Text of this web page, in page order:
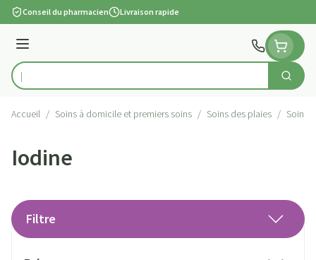
Aller au contenu
Conseil du pharmacien Livraison rapide
Menu
Rechercher
Accueil / Soins à domicile et premiers soins / Soins des plaies / Soins
Iodine
Filtre